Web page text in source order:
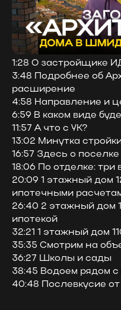
1:28 О застройщике
3:48 Подробнее об
расширение
4:58 Направление и
6:59 В каком виде
11:57 А что с УК?
13:02 Минутка
16:57 Здесь о поселке
18:06 По отделке: три
20:09 1 этажный дом
ипотечными
26:40 2 этажный дом
ипотекой
32:21 1 этажный дом
35:35 Смотрим на
36:27 Школы и сады
38:45 Водоем рядом с
40:48 Послевкусие